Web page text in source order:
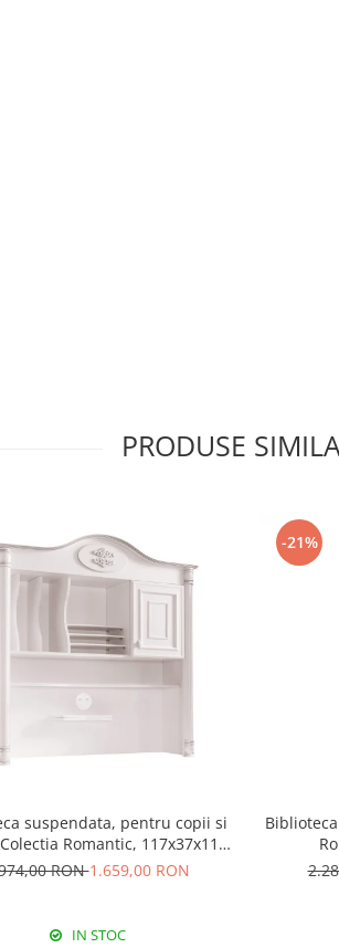
PRODUSE
suspendata, pentru copii si
Romantic, 117x37x119
cm
RON1.659,00 RON
IN STOC
-21%